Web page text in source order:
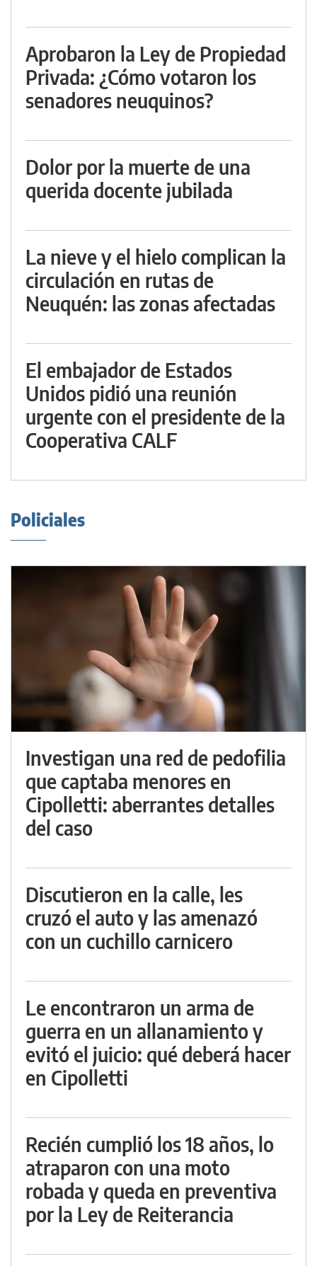
Aprobaron la Ley de Propiedad
Privada: ¿Cómo votaron los
senadores neuquinos?
Dolor por la muerte de una
querida docente jubilada
La nieve y el hielo complican la
circulación en rutas de
Neuquén: las zonas afectadas
El embajador de Estados
Unidos pidió una reunión
urgente con el presidente de la
Cooperativa CALF
Policiales
Investigan una red de pedofilia
que captaba menores en
Cipolletti: aberrantes detalles
del caso
Discutieron en la calle, les
cruzó el auto y las amenazó
con un cuchillo carnicero
Le encontraron un arma de
guerra en un allanamiento y
evitó el juicio: qué deberá hacer
en Cipolletti
Recién cumplió los 18 años, lo
atraparon con una moto
robada y queda en preventiva
por la Ley de Reiterancia